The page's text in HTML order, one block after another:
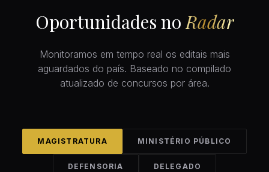
Oportunidades no Radar
Monitoramos em tempo real os editais mais
aguardados do país. Baseado no compilado
atualizado de concursos por área.
MAGISTRATURA MINISTÉRIO PÚBLICO
DEFENSORIA DELEGADO